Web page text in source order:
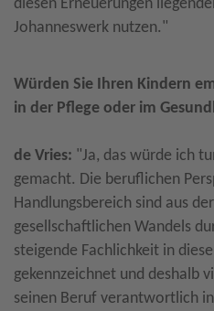
diesen Erneuerungen
Johanneswerk nutzen."
Würden Sie Ihren Kindern
in der Pflege oder im
de Vries: "Ja, das würde ich
gemacht. Die beruflichen
Handlungsbereich sind aus
gesellschaftlichen Wandels
steigende Fachlichkeit in
gekennzeichnet und deshalb
seinen Beruf verantwortlich